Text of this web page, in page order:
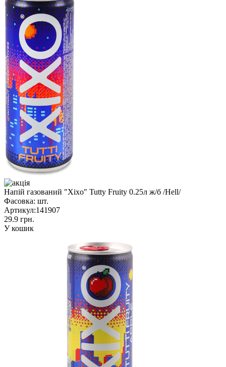
Напій газований "Xixo" Tutty Fruity 0.25л ж/б /Hell/
Фасовка: шт.
Артикул:141907
29.9 грн.
У кошик